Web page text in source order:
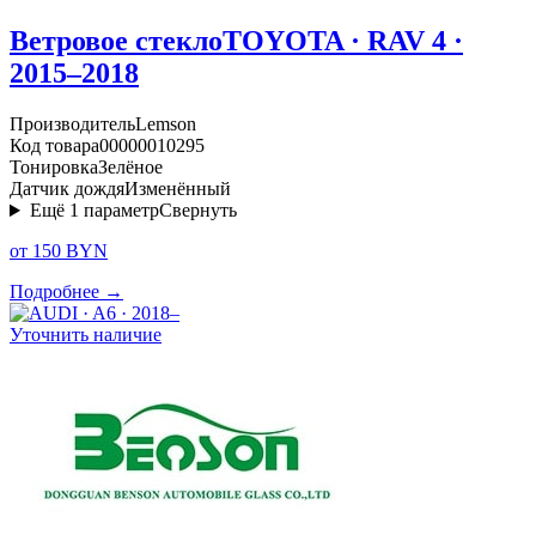
Ветровое стеклоTOYOTA · RAV 4 ·
2015–2018
ПроизводительLemson
Код товара00000010295
ТонировкаЗелёное
Датчик дождяИзменённый
Ещё 1 параметрСвернуть
от 150 BYN
Подробнее →
Уточнить наличие